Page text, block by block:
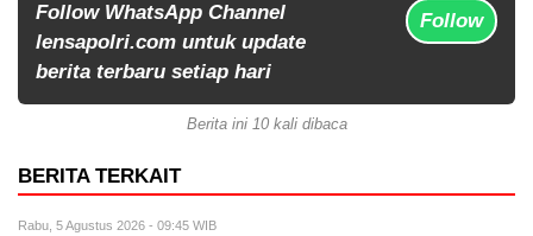
Follow WhatsApp Channel
lensapolri.com untuk update
berita terbaru setiap hari
Follow
Berita ini 10 kali dibaca
BERITA TERKAIT
Rabu, 5 Agustus 2026 - 09:45 WIB